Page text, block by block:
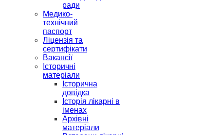
ради
Медико-
технічний
паспорт
Ліцензія та
сертифікати
Вакансії
Історичні
матеріали
Історична
довідка
Історія лікарні в
іменах
Архівні
матеріали